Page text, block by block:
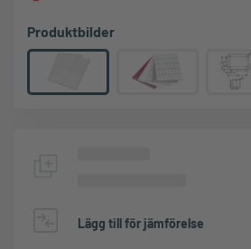
Produktbilder
Lägg till för jämförelse